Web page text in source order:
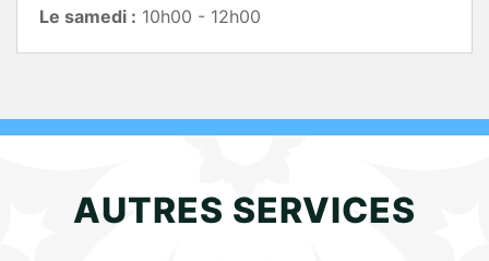
Le samedi : 10h00 - 12h00
AUTRES SERVICES